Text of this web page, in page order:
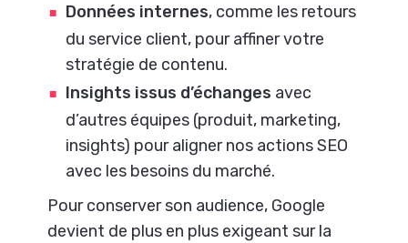
Données internes, comme les retours
du service client, pour affiner votre
stratégie de contenu.
Insights issus d’échanges avec
d’autres équipes (produit, marketing,
insights) pour aligner nos actions SEO
avec les besoins du marché.
Pour conserver son audience, Google
devient de plus en plus exigeant sur la